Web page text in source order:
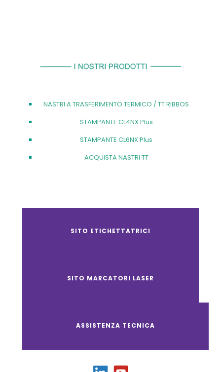
NASTRI A TRASFERIMENTO TERMICO / TT RIBBOS
STAMPANTE CL4NX Plus
STAMPANTE CL6NX Plus
ACQUISTA NASTRI TT
SITO ETICHETTATRICI
SITO MARCATORI LASER
ASSISTENZA TECNICA